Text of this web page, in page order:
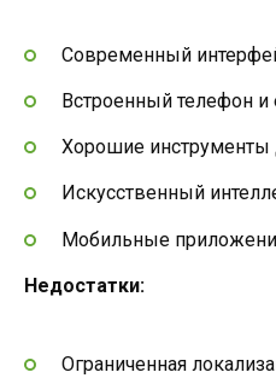
Современный
Встроенный телефон и
Хорошие инструменты
Искусственный
Мобильные
Недостатки:
Ограниченная